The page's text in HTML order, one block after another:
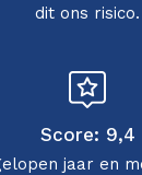
dit ons risico.
Score: 9,4
jaar en